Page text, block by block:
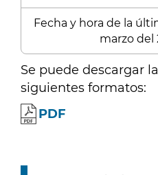
Fecha y hora de la
marzo del
Se puede descargar
siguientes formatos:
PDF